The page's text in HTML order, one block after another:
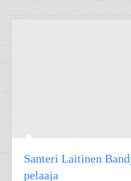
Santeri Laitinen
pelaaja